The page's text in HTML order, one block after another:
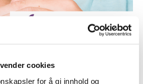
cookies
for å gi innhold og